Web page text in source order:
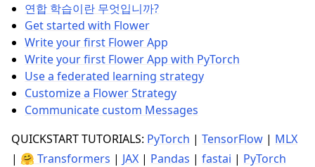
navigation of Reference
연합 학습이란 무엇입니까?
Get started with Flower
Write your first Flower App
Write your first Flower App with PyTorch
Use a federated learning strategy
Customize a Flower Strategy
Communicate custom Messages
QUICKSTART TUTORIALS: PyTorch | TensorFlow | MLX
| 🤗 Transformers | JAX | Pandas | fastai | PyTorch